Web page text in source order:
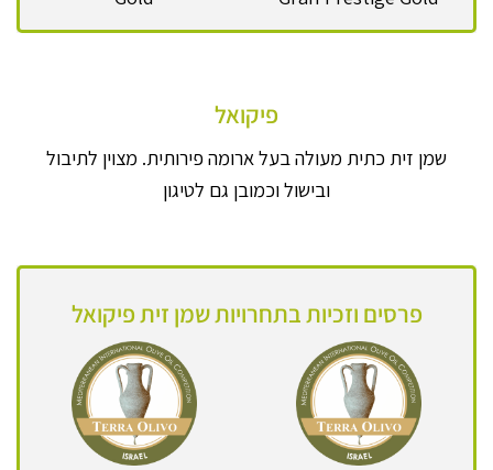
פיקואל
שמן זית כתית מעולה בעל ארומה פירותית. מצוין לתיבול
ובישול וכמובן גם לטיגון
פרסים וזכיות בתחרויות שמן זית פיקואל